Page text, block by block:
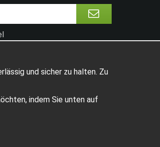
und sicher zu halten. Zu
indem Sie unten auf